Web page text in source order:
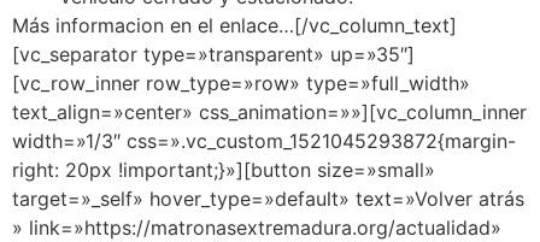
Más informacion en el enlace…[/vc_column_text]
[vc_separator type=»transparent» up=»35″]
[vc_row_inner row_type=»row» type=»full_width»
text_align=»center» css_animation=»»][vc_column_inner
width=»1/3″ css=».vc_custom_1521045293872{margin-
right: 20px !important;}»][button size=»small»
target=»_self» hover_type=»default» text=»Volver atrás
» link=»https://matronasextremadura.org/actualidad»